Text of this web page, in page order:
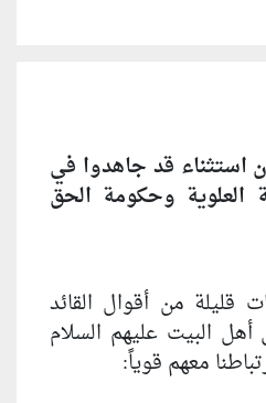
استثناء قد جاهدوا في
العلوية وحكومة الحق
قليلة من أقوال القائد
البيت عليهم السلام
معهم قوياً: